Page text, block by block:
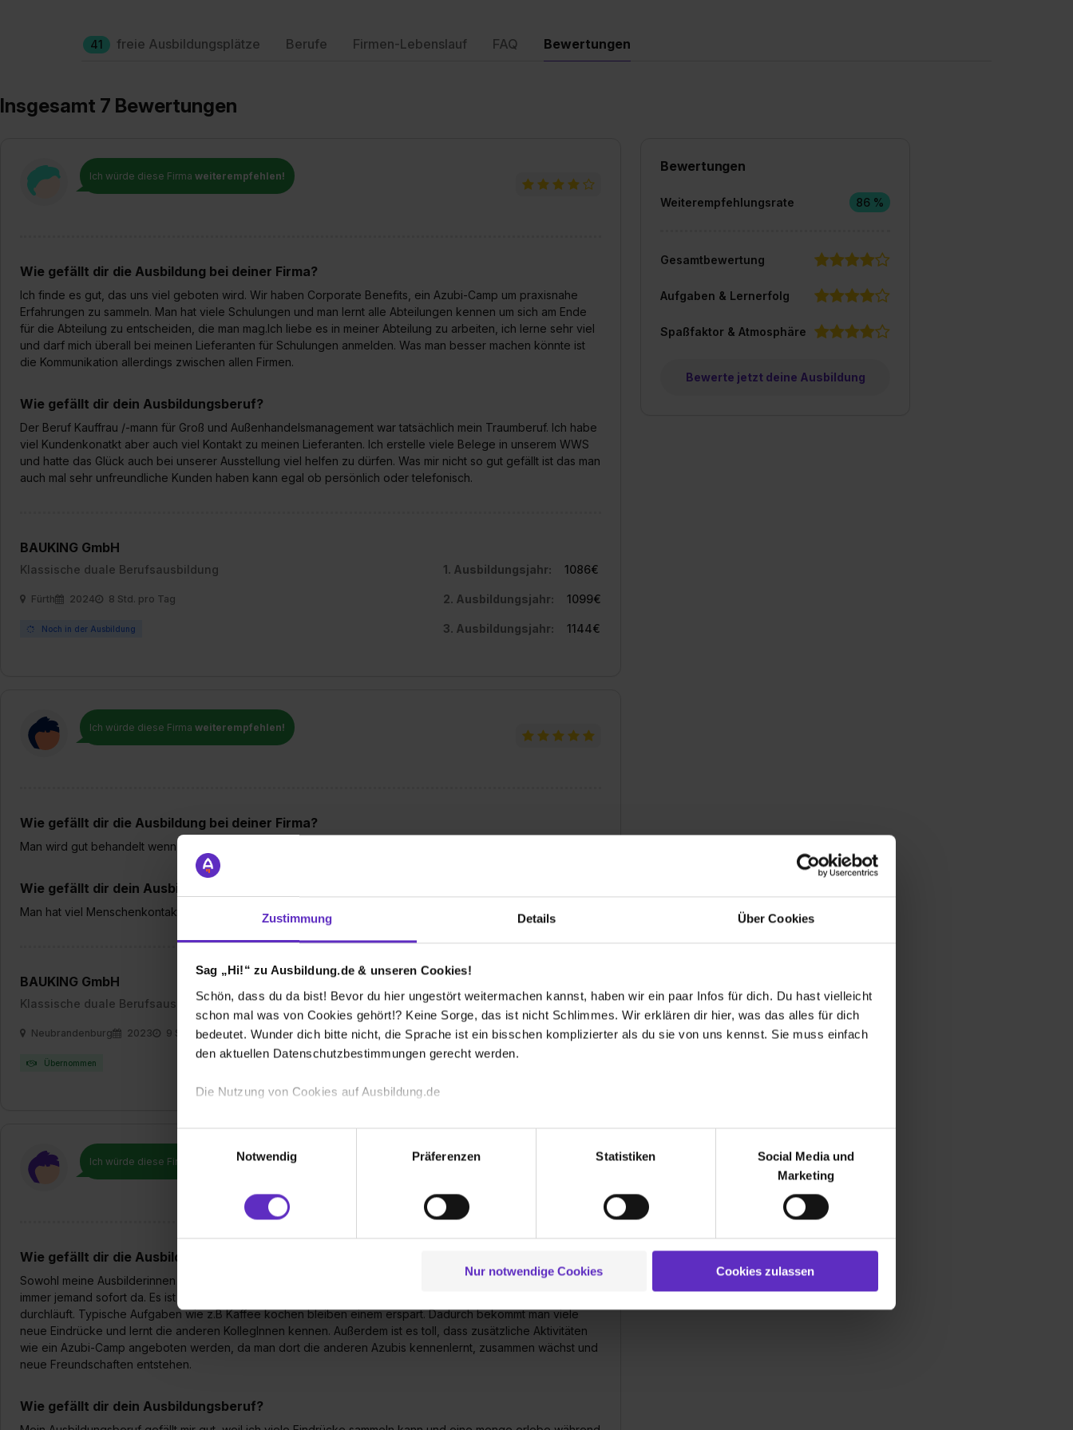
Zustimmung Details Über Cookies
Sag „Hi!“ zu Ausbildung.de & unseren Cookies!
Schön, dass du da bist! Bevor du hier ungestört weitermachen kannst, haben wir ein paar Infos für dich. Du hast vielleicht
schon mal was von Cookies gehört!? Keine Sorge, das ist nicht Schlimmes. Wir erklären dir hier, was das alles für dich
bedeutet. Wunder dich bitte nicht, die Sprache ist ein bisschen komplizierter als du sie von uns kennst. Sie muss einfach
den aktuellen Datenschutzbestimmungen gerecht werden.
Die Nutzung von Cookies auf Ausbildung.de
Wir verwenden Cookies zur technischen Funktion unserer Webseite („Notwendig“), um von dir bei Benutzung der
Webseite getroffenen Einstellungen zu speichern ( „Präferenzen“), die Zugriffe auf unsere Webseite zu analysieren
(„Statistiken“), um Informationen zu deiner Verwendung unserer Website an unsere Partner für soziale Medien, Werbung
und Analysen weiterzugeben und um Inhalte und Anzeigen zu personalisieren („Social Media und Marketing“). Unsere
Partner führen diese Informationen möglicherweise mit weiteren Daten zusammen, die du ihnen bereitgestellt hast oder die
zu. . In diesem Fall sowie bei der separaten Aktivierung von „Social Media und Marketing“ bist du auch damit
einverstanden, dass dir nach Setzen der Cookies externe Inhalte (z.B. Videos oder Posts) angezeigt und hierfür
Erlaubnis hierfür kannst du auch später noch im Einzelfall bei dem jeweiligen Inhalt erteilen. Willst du nur bestimmte
Verwendungszwecke zulassen, triff deine Auswahl über die Checkboxen und klick auf „Auswahl erlauben“. Die
verfügen über kein angemessenes Datenschutzniveau (EuGH – Schrems II). Du kannst die von dir erteilte Einwilligung
jederzeit mit Wirkung für die Zukunft ganz oder teilweise über unsere Datenschutzerklärung unter dem Punkt
Notwendig
Präferenzen Statistiken
Social Media und
Marketing
Nur notwendige Cookies Cookies zulassen
41 freie Ausbildungsplätze Berufe Firmen-Lebenslauf FAQ Bewertungen
Insgesamt 7 Bewertungen
Ich würde diese Firma weiterempfehlen!
Wie gefällt dir die Ausbildung bei deiner Firma?
Ich finde es gut, das uns viel geboten wird. Wir haben Corporate Benefits, ein Azubi-Camp um praxisnahe
Erfahrungen zu sammeln. Man hat viele Schulungen und man lernt alle Abteilungen kennen um sich am Ende
für die Abteilung zu entscheiden, die man mag.Ich liebe es in meiner Abteilung zu arbeiten, ich lerne sehr viel
und darf mich überall bei meinen Lieferanten für Schulungen anmelden. Was man besser machen könnte ist
die Kommunikation allerdings zwischen allen Firmen.
Wie gefällt dir dein Ausbildungsberuf?
Der Beruf Kauffrau /-mann für Groß und Außenhandelsmanagement war tatsächlich mein Traumberuf. Ich habe
viel Kundenkonatkt aber auch viel Kontakt zu meinen Lieferanten. Ich erstelle viele Belege in unserem WWS
und hatte das Glück auch bei unserer Ausstellung viel helfen zu dürfen. Was mir nicht so gut gefällt ist das man
auch mal sehr unfreundliche Kunden haben kann egal ob persönlich oder telefonisch.
BAUKING GmbH
Klassische duale Berufsausbildung
Fürth 2024 8 Std. pro Tag
Noch in der Ausbildung
1. Ausbildungsjahr: 1086€
2. Ausbildungsjahr: 1099€
3. Ausbildungsjahr: 1144€
Ich würde diese Firma weiterempfehlen!
Wie gefällt dir die Ausbildung bei deiner Firma?
Man wird gut behandelt wenn man weiß wie man sich zu geben und benehmen hat. :)
Wie gefällt dir dein Ausbildungsberuf?
Man hat viel Menschenkontakt und man lernt nochmal verschiedene Charaktere kennen.
BAUKING GmbH
Klassische duale Berufsausbildung
Neubrandenburg 2023 9 Std. pro Tag
Übernommen
Ich würde diese Firma weiterempfehlen!
Wie gefällt dir die Ausbildung bei deiner Firma?
Sowohl meine Ausbilderinnen als auch meine andere Kollegen sind alle nett. Wenn man Hilfe benötigt, ist
immer jemand sofort da. Es ist schön, dass man während der Ausbildung, viele verschiedene Abteilungen
durchläuft. Typische Aufgaben wie z.B Kaffee kochen bleiben einem erspart. Dadurch bekommt man viele
neue Eindrücke und lernt die anderen KollegInnen kennen. Außerdem ist es toll, dass zusätzliche Aktivitäten
wie ein Azubi-Camp angeboten werden, da man dort die anderen Azubis kennenlernt, zusammen wächst und
neue Freundschaften entstehen.
Wie gefällt dir dein Ausbildungsberuf?
Bewertungen
Weiterempfehlungsrate 86 %
Gesamtbewertung
Aufgaben & Lernerfolg
Spaßfaktor & Atmosphäre
Bewerte jetzt deine Ausbildung